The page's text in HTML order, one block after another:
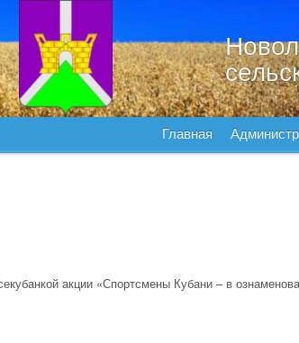
Главная
акции «Спортсмены Кубани – в